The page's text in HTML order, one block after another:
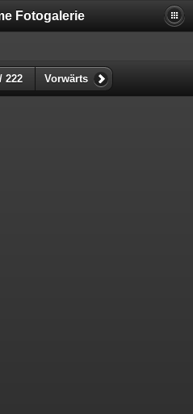
Fotogalerie
222 Vorwärts